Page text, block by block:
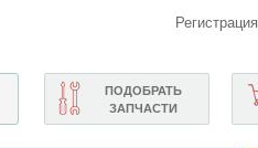
Регистрация
ПОДОБРАТЬ
ЗАПЧАСТИ